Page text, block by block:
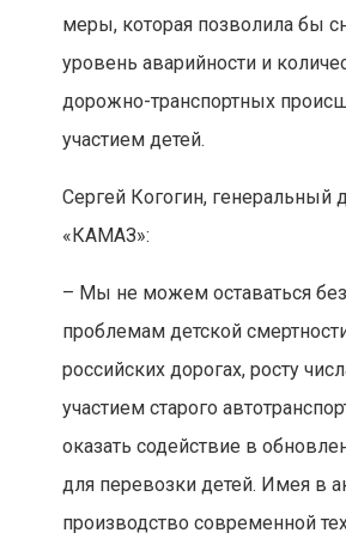
меры, которая позволила бы
уровень аварийности и
дорожно-транспортных
участием детей.
Сергей Когогин, генеральный
«КАМАЗ»:
– Мы не можем оставаться
проблемам детской
российских дорогах, росту
участием старого
оказать содействие в
для перевозки детей. Имея в
производство современной